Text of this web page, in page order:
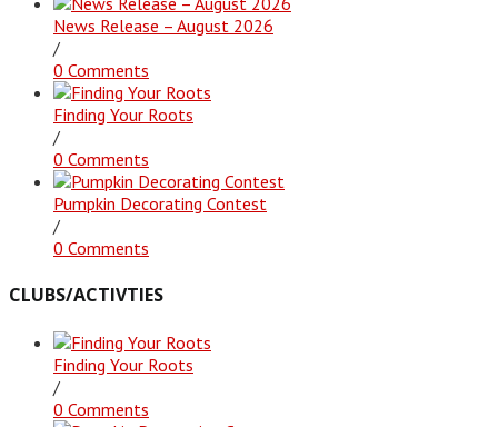
News Release – August 2026
/
0 Comments
Finding Your Roots
/
0 Comments
Pumpkin Decorating Contest
/
0 Comments
CLUBS/ACTIVTIES
Finding Your Roots
/
0 Comments